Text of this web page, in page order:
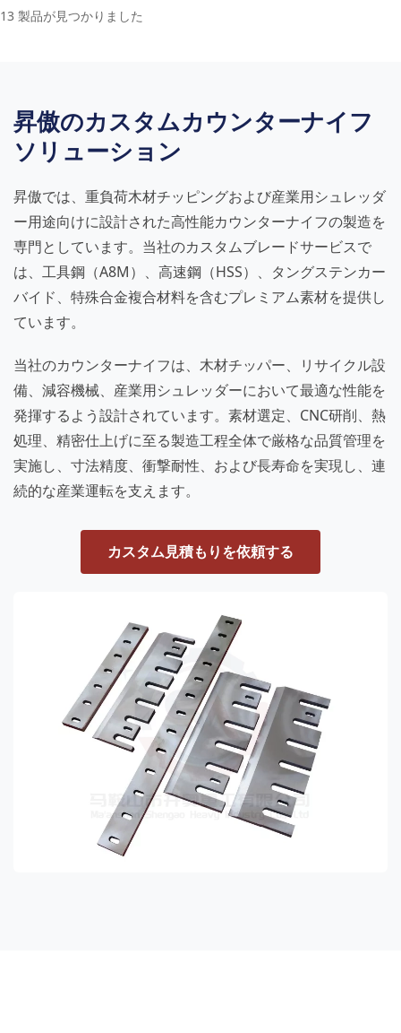
13 製品が見つかりました
昇傲のカスタムカウンターナイフ
ソリューション
昇傲では、重負荷木材チッピングおよび産業用シュレッダ
ー用途向けに設計された高性能カウンターナイフの製造を
専門としています。当社のカスタムブレードサービスで
は、工具鋼（A8M）、高速鋼（HSS）、タングステンカー
バイド、特殊合金複合材料を含むプレミアム素材を提供し
ています。
当社のカウンターナイフは、木材チッパー、リサイクル設
備、減容機械、産業用シュレッダーにおいて最適な性能を
発揮するよう設計されています。素材選定、CNC研削、熱
処理、精密仕上げに至る製造工程全体で厳格な品質管理を
実施し、寸法精度、衝撃耐性、および長寿命を実現し、連
続的な産業運転を支えます。
カスタム見積もりを依頼する